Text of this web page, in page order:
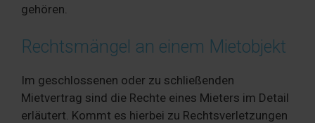
gehören.
Rechtsmängel an einem Mietobjekt
Im geschlossenen oder zu schließenden
Mietvertrag sind die Rechte eines Mieters im Detail
erläutert. Kommt es hierbei zu Rechtsverletzungen